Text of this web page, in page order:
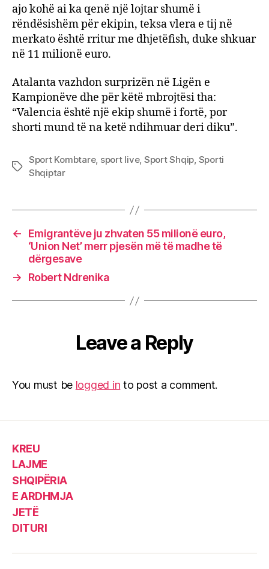
ajo kohë ai ka qenë një lojtar shumë i
rëndësishëm për ekipin, teksa vlera e tij në
merkato është rritur me dhjetëfish, duke shkuar
në 11 milionë euro.
Atalanta vazhdon surprizën në Ligën e
Kampionëve dhe për këtë mbrojtësi tha:
“Valencia është një ekip shumë i fortë, por
shorti mund të na ketë ndihmuar deri diku”.
Tags
Sport Kombtare, sport live, Sport Shqip, Sporti
Shqiptar
←
Emigrantëve ju zhvaten 55 milionë euro,
‘Union Net’ merr pjesën më të madhe të
dërgesave
→
Robert Ndrenika
Leave a Reply
You must be logged in to post a comment.
KREU
LAJME
SHQIPËRIA
E ARDHMJA
JETË
DITURI